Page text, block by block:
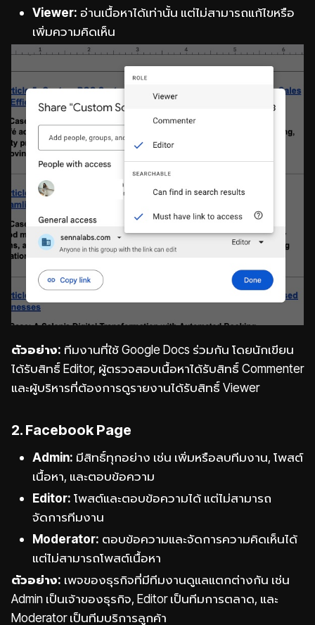
Viewer: อ่านเนื้อหาได้เท่านั้น แต่ไม่สามารถแก้ไขหรือ
เพิ่มความคิดเห็น
ตัวอย่าง: ทีมงานที่ใช้ Google Docs ร่วมกัน โดยนักเขียน
ได้รับสิทธิ์ Editor, ผู้ตรวจสอบเนื้อหาได้รับสิทธิ์ Commenter
และผู้บริหารที่ต้องการดูรายงานได้รับสิทธิ์ Viewer
2. Facebook Page
Admin: มีสิทธิ์ทุกอย่าง เช่น เพิ่มหรือลบทีมงาน, โพสต์
เนื้อหา, และตอบข้อความ
Editor: โพสต์และตอบข้อความได้ แต่ไม่สามารถ
จัดการทีมงาน
Moderator: ตอบข้อความและจัดการความคิดเห็นได้
แต่ไม่สามารถโพสต์เนื้อหา
ตัวอย่าง: เพจของธุรกิจที่มีทีมงานดูแลแตกต่างกัน เช่น
Admin เป็นเจ้าของธุรกิจ, Editor เป็นทีมการตลาด, และ
Moderator เป็นทีมบริการลูกค้า